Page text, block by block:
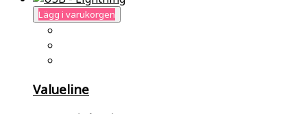
Lägg i varukorgen
Valueline